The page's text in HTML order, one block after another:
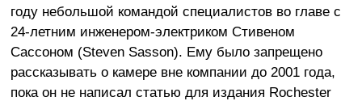
году небольшой командой специалистов во главе с
24-летним инженером-электриком Стивеном
Сассоном (Steven Sasson). Ему было запрещено
рассказывать о камере вне компании до 2001 года,
пока он не написал статью для издания Rochester